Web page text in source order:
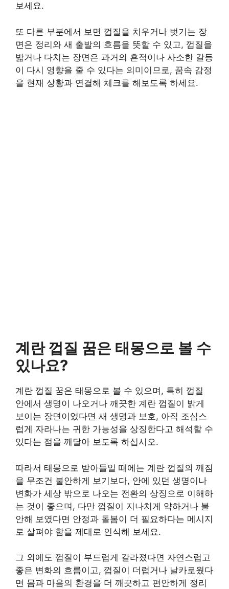
보세요.
또 다른 부분에서 보면 껍질을 치우거나 벗기는 장
면은 정리와 새 출발의 흐름을 뜻할 수 있고, 껍질을
밟거나 다치는 장면은 과거의 흔적이나 사소한 갈등
이 다시 영향을 줄 수 있다는 의미이므로, 꿈속 감정
을 현재 상황과 연결해 체크를 해보도록 하세요.
계란 껍질 꿈은 태몽으로 볼 수
있나요?
계란 껍질 꿈은 태몽으로 볼 수 있으며, 특히 껍질
안에서 생명이 나오거나 깨끗한 계란 껍질이 밝게
보이는 장면이었다면 새 생명과 보호, 아직 조심스
럽게 자라나는 귀한 가능성을 상징한다고 해석할 수
있다는 점을 깨달아 보도록 하십시오.
따라서 태몽으로 받아들일 때에는 계란 껍질의 깨짐
을 무조건 불안하게 보기보다, 안에 있던 생명이나
변화가 세상 밖으로 나오는 전환의 상징으로 이해하
는 것이 좋으며, 다만 껍질이 지나치게 약하거나 불
안해 보였다면 안정과 돌봄이 더 필요하다는 메시지
로 살펴야 함을 제대로 인식해 보세요.
그 외에도 껍질이 부드럽게 갈라졌다면 자연스럽고
좋은 변화의 흐름이고, 껍질이 더럽거나 날카로웠다
면 몸과 마음의 환경을 더 깨끗하고 편안하게 정리